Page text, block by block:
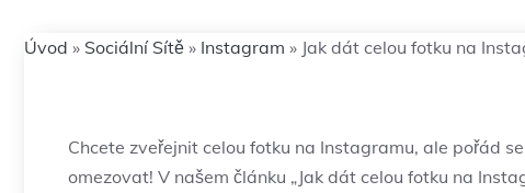
Úvod » Sociální Sítě » Instagram » Jak dát celou fotku na
Chcete⁣ zveřejnit celou fotku ‍na Instagramu, ale pořád‌
omezovat! V ⁣našem⁢ článku⁤ „Jak dát⁣ celou fotku‍ na‌